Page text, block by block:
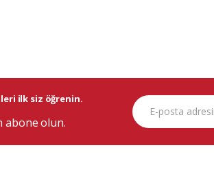
ilk siz öğrenin.
abone olun.